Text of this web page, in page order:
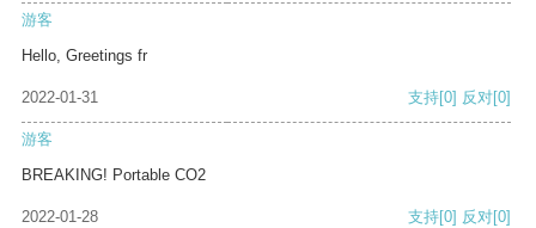
游客
Hello, Greetings fr
2022-01-31 支持[0] 反对[0]
游客
BREAKING! Portable CO2
2022-01-28 支持[0] 反对[0]